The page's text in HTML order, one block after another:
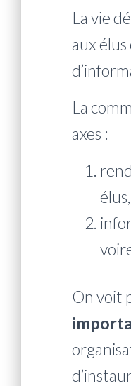
La vie
aux
La
axes :
élus,
On voit